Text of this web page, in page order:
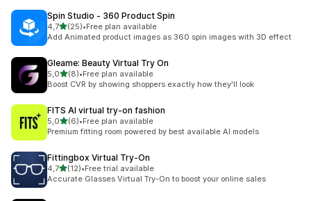
Spin Studio ‑ 360 Product Spin
4,7na 5 gwiazdek
(25)
Łączna liczba recenzji: 25
•Free plan available
Add Animated product images as 360 spin images with 3D effect
Gleame: Beauty Virtual Try On
5,0na 5 gwiazdek
(8)
Łączna liczba recenzji: 8
•Free plan available
Boost CVR by showing shoppers exactly how they'll look
FITS AI virtual try‑on fashion
5,0na 5 gwiazdek
(6)
Łączna liczba recenzji: 6
•Free plan available
Premium fitting room powered by best available AI models
Fittingbox Virtual Try‑On
4,7na 5 gwiazdek
(12)
Łączna liczba recenzji: 12
•Free trial available
Accurate Glasses Virtual Try-On to boost your online sales